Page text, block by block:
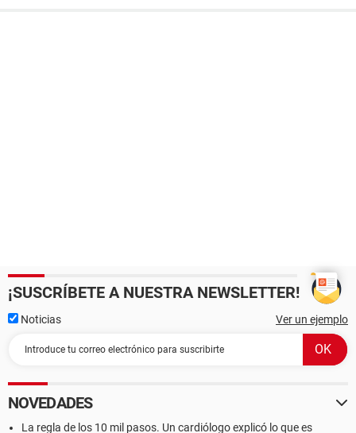
¡SUSCRÍBETE A NUESTRA NEWSLETTER!
Noticias Ver un ejemplo
NOVEDADES
La regla de los 10 mil pasos. Un cardiólogo explicó lo que es